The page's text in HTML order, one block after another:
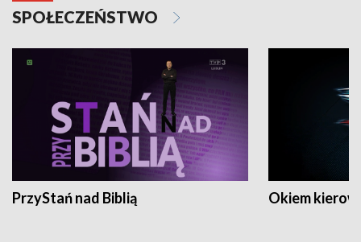
SPOŁECZEŃSTWO
PrzyStań nad Biblią Okiem